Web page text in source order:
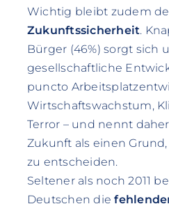
Wichtig bleibt zudem
Zukunftssicherheit.
Bürger (46%) sorgt sich
gesellschaftliche
puncto
Wirtschaftswachstum,
Terror – und nennt
Zukunft als einen
zu entscheiden.
Seltener als noch 2011
Deutschen die